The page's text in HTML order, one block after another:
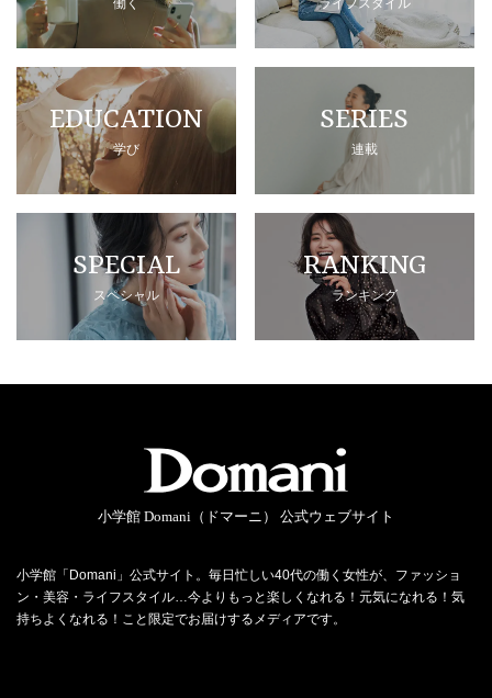
EDUCATION
学び
SERIES
連載
SPECIAL
スペシャル
RANKING
ランキング
小学館 Domani（ドマーニ） 公式ウェブサイト
小学館「Domani」公式サイト。毎日忙しい40代の働く女性が、ファッショ
ン・美容・ライフスタイル…今よりもっと楽しくなれる！元気になれる！気
持ちよくなれる！こと限定でお届けするメディアです。